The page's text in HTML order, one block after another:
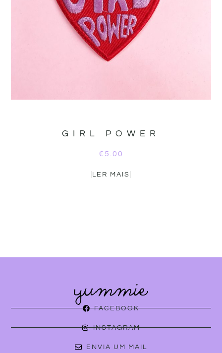
GIRL POWER
€ 5.00
LER MAIS
FACEBOOK
INSTAGRAM
ENVIA UM MAIL